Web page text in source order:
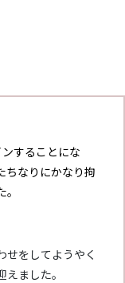
することにな
ちなりにかなり拘
せをしてようやく
ました。